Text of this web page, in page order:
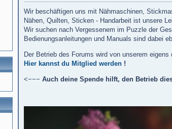
Wir beschäftigen uns mit Nähmaschinen,
Nähen, Quilten, Sticken - Handarbeit ist unsere
Wir suchen nach Vergessenem im Puzzle der
Bedienungsanleitungen und Manuals sind dabei
Der Betrieb des Forums wird von unserem
Hier kannst du Mitglied werden !
<−−− Auch deine Spende hilft, den Betrieb